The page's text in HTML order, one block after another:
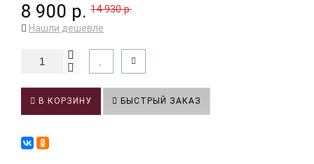
8 900 р. 14 930 р.
Нашли дешевле
В КОРЗИНУ БЫСТРЫЙ ЗАКАЗ